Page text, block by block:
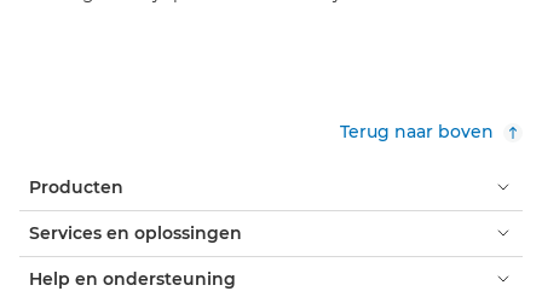
Terug naar boven
Producten
Services en oplossingen
Help en ondersteuning